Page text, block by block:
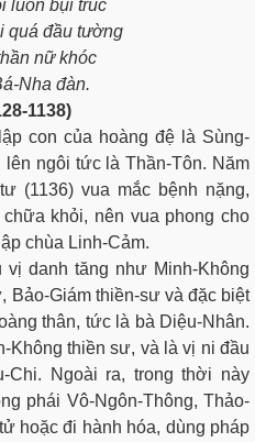
luồn bụi trúc
quá đầu tường
nữ khóc
Nha đàn.
1138)
con của hoàng đệ là Sùng-
ngôi tức là Thần-Tôn. Năm
(1136) vua mắc bệnh nặng,
khỏi, nên vua phong cho
chùa Linh-Cảm.
danh tăng như Minh-Không
Bảo-Giám thiền-sư và đặc biệt
thân, tức là bà Diệu-Nhân.
thiền sư, và là vị ni đầu
Chi. Ngoài ra, trong thời này
phái Vô-Ngôn-Thông, Thảo-
hoặc đi hành hóa, dùng pháp